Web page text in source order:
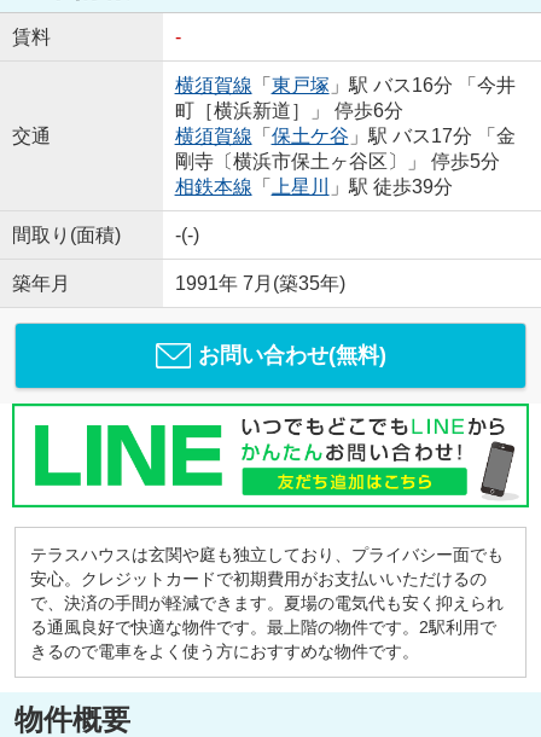
賃料 -
交通
横須賀線 「 東戸塚 」駅 バス16分 「今井
町［横浜新道］」 停歩6分
横須賀線 「 保土ケ谷 」駅 バス17分 「金
剛寺〔横浜市保土ヶ谷区〕」 停歩5分
相鉄本線 「 上星川 」駅 徒歩39分
間取り(面積) -(-)
築年月 1991年 7月(築35年)
お問い合わせ(無料)
テラスハウスは玄関や庭も独立しており、プライバシー面でも
安心。クレジットカードで初期費用がお支払いいただけるの
で、決済の手間が軽減できます。夏場の電気代も安く抑えられ
る通風良好で快適な物件です。最上階の物件です。2駅利用で
きるので電車をよく使う方におすすめな物件です。
物件概要